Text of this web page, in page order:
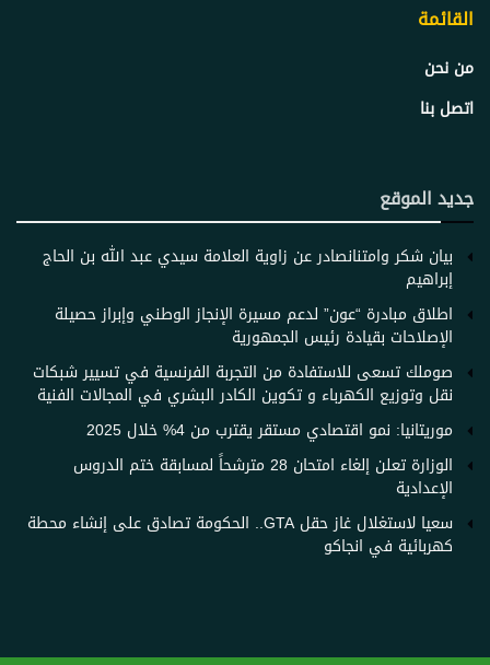
القائمة
من نحن
اتصل بنا
جديد الموقع
بيان شكر وامتنان​صادر عن زاوية العلامة سيدي عبد الله بن الحاج
إبراهيم
اطلاق مبادرة “عون” لدعم مسيرة الإنجاز الوطني وإبراز حصيلة
الإصلاحات بقيادة رئيس الجمهورية
صوملك تسعى للاستفادة من التجربة الفرنسية في تسيير شبكات
نقل وتوزيع الكهرباء و تكوين الكادر البشري في المجالات الفنية
موريتانيا: نمو اقتصادي مستقر يقترب من 4% خلال 2025
الوزارة تعلن إلغاء امتحان 28 مترشحاً لمسابقة ختم الدروس
الإعدادية
سعيا لاستغلال غاز حقل GTA.. الحكومة تصادق على إنشاء محطة
كهربائية في انجاكو